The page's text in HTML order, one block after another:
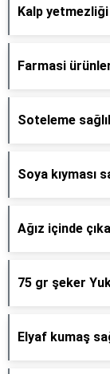
Kalp yetmezliği
Farmasi
Soteleme
Soya kıyması
Ağız içinde
75 gr şeker
Elyaf kumaş